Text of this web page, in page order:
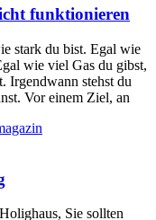
funktionieren
stark du bist. Egal wie
wie viel Gas du gibst,
Irgendwann stehst du
Vor einem Ziel, an
Sie sollten